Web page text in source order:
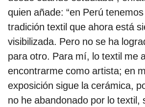
quien añade: “en Perú
tradición textil que ahora está
visibilizada. Pero no se ha
para otro. Para mí, lo textil me
encontrarme como artista; en
exposición sigue la cerámica,
no he abandonado por lo textil,